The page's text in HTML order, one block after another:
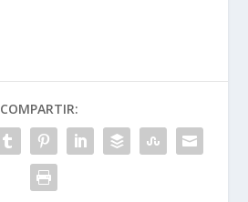
COMPARTIR: